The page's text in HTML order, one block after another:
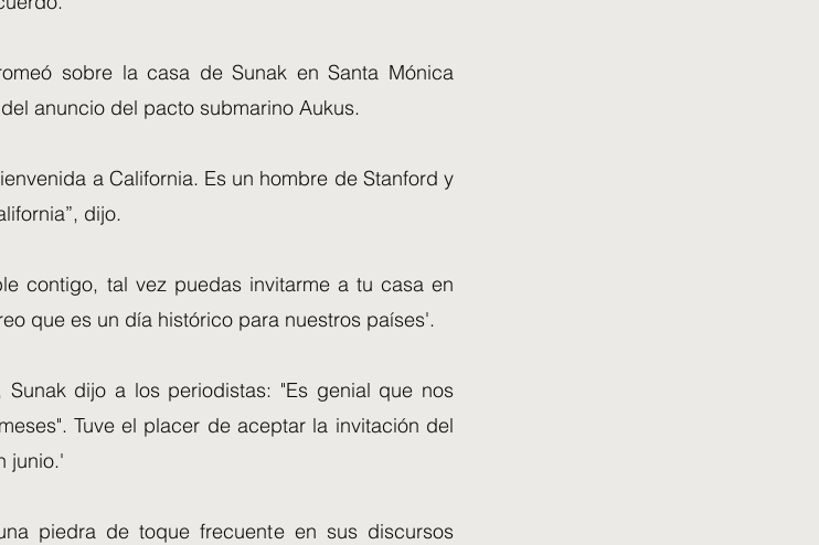
sobre la casa de Sunak en Santa Mónica
anuncio del pacto submarino Aukus.
a California. Es un hombre de Stanford y
dijo.
contigo, tal vez puedas invitarme a tu casa en
que es un día histórico para nuestros países'.
Sunak dijo a los periodistas: "Es genial que nos
Tuve el placer de aceptar la invitación del
junio.'
piedra de toque frecuente en sus discursos